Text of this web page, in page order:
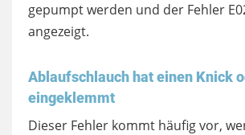
gepumpt werden und der Fehler
angezeigt.
Ablaufschlauch hat einen Knick
eingeklemmt
Dieser Fehler kommt häufig vor,